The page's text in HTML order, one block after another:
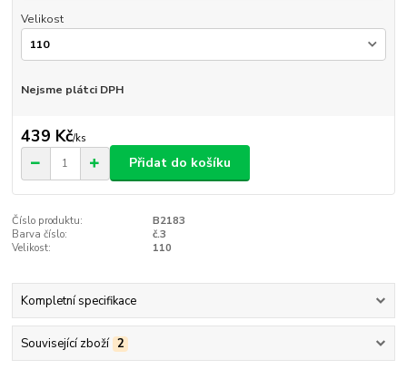
Velikost
Nejsme plátci DPH
439 Kč/ks
Přidat do košíku
Číslo produktu:
B2183
Barva číslo:
č.3
Velikost:
110
Kompletní specifikace
Související zboží 2